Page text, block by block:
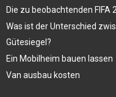
Die zu beobachtenden
Was ist der Unterschied
Gütesiegel?
Ein Mobilheim bauen lassen
Van ausbau kosten